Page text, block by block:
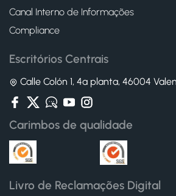
Canal Interno de Informações
Compliance
Escritórios Centrais
Calle Colón 1, 4ª planta, 46004
Carimbos de qualidade
Livro de Reclamações Digital